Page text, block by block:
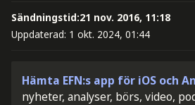
Sändningstid:21 nov. 2016, 11:18
Uppdaterad: 1 okt. 2024, 01:44
Hämta EFN:s app för iOS och
nyheter, analyser, börs, video,